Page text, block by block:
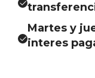
Martes y
interes